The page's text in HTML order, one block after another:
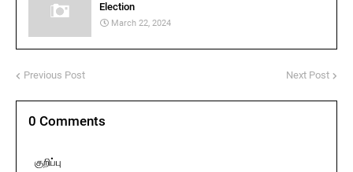
Election
March 22, 2024
Previous Post Next Post
0 Comments
குறிப்பு